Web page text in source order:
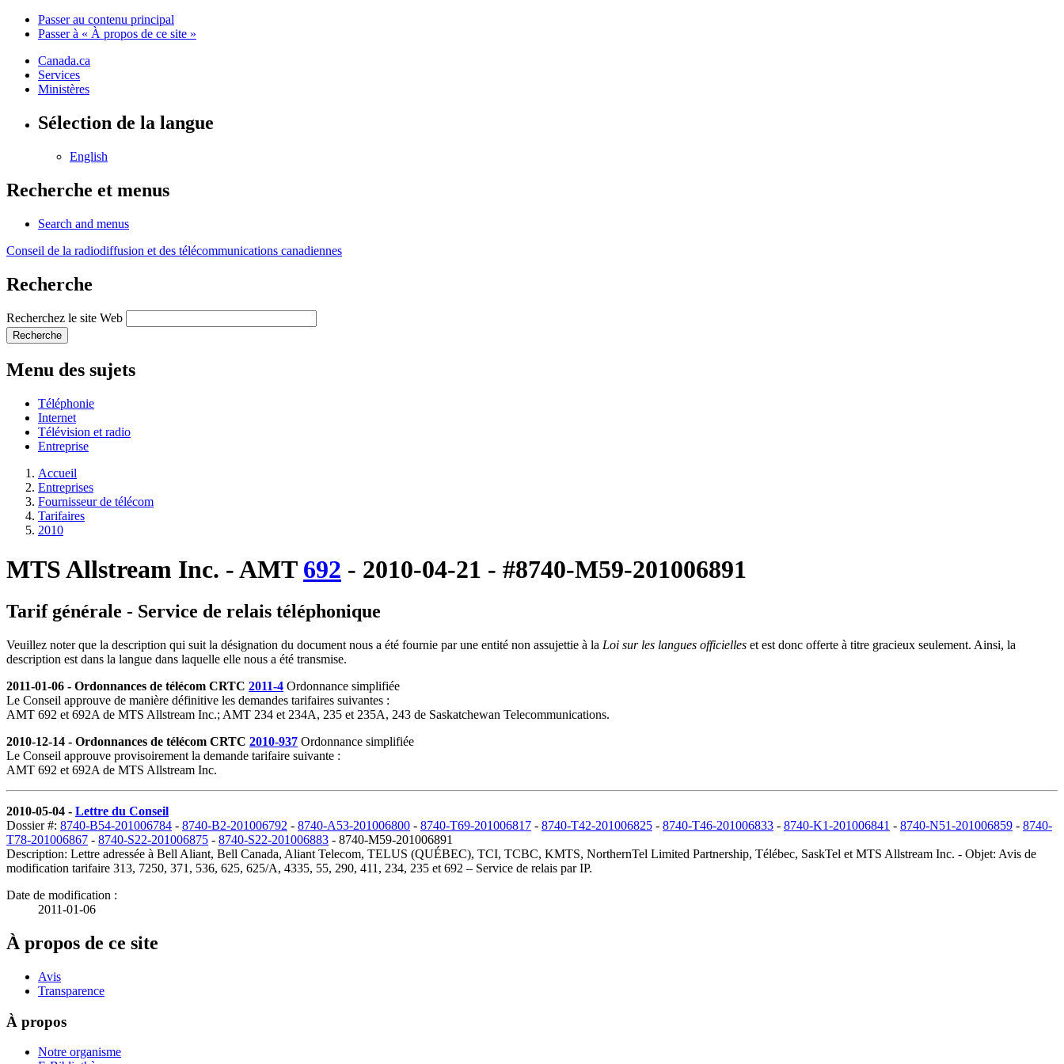
Passer au contenu principal
Passer à « À propos de ce site »
Canada.ca
Services
Ministères
Sélection de la langue
English
Recherche et menus
Search and menus
Conseil de la radiodiffusion et des télécommunications canadiennes
Recherche
Recherchez le site Web
Recherche
Menu des sujets
Téléphonie
Internet
Télévision et radio
Entreprise
Accueil
Entreprises
Fournisseur de télécom
Tarifaires
2010
MTS Allstream Inc. - AMT 692 - 2010-04-21 - #8740-M59-201006891
Tarif générale - Service de relais téléphonique
Veuillez noter que la description qui suit la désignation du document nous a été fournie par une entité non assujettie à la Loi sur les langues officielles et est donc offerte à titre gracieux seulement. Ainsi, la
description est dans la langue dans laquelle elle nous a été transmise.
2011-01-06 - Ordonnances de télécom CRTC 2011-4 Ordonnance simplifiée
Le Conseil approuve de manière définitive les demandes tarifaires suivantes :
AMT 692 et 692A de MTS Allstream Inc.; AMT 234 et 234A, 235 et 235A, 243 de Saskatchewan Telecommunications.
2010-12-14 - Ordonnances de télécom CRTC 2010-937 Ordonnance simplifiée
Le Conseil approuve provisoirement la demande tarifaire suivante :
AMT 692 et 692A de MTS Allstream Inc.
2010-05-04 - Lettre du Conseil
Dossier #: 8740-B54-201006784 - 8740-B2-201006792 - 8740-A53-201006800 - 8740-T69-201006817 - 8740-T42-201006825 - 8740-T46-201006833 - 8740-K1-201006841 - 8740-N51-201006859 - 8740-
T78-201006867 - 8740-S22-201006875 - 8740-S22-201006883 - 8740-M59-201006891
Description: Lettre adressée à Bell Aliant, Bell Canada, Aliant Telecom, TELUS (QUÉBEC), TCI, TCBC, KMTS, NorthernTel Limited Partnership, Télébec, SaskTel et MTS Allstream Inc. - Objet: Avis de
modification tarifaire 313, 7250, 371, 536, 625, 625/A, 4335, 55, 290, 411, 234, 235 et 692 – Service de relais par IP.
Date de modification :
2011-01-06
À propos de ce site
Avis
Transparence
À propos
Notre organisme